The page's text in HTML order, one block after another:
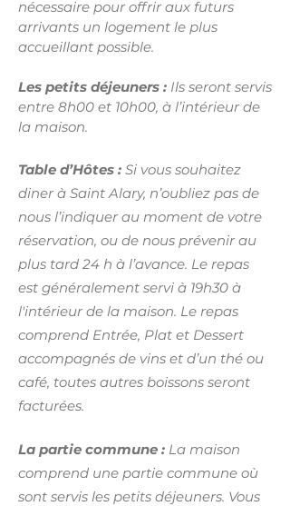
nécessaire pour offrir aux futurs
arrivants un logement le plus
accueillant possible.
Les petits déjeuners : Ils seront servis
entre 8h00 et 10h00, à l’intérieur de
la maison.
Table d’Hôtes : Si vous souhaitez
diner à Saint Alary, n’oubliez pas de
nous l’indiquer au moment de votre
réservation, ou de nous prévenir au
plus tard 24 h à l’avance. Le repas
est généralement servi à 19h30 à
l'intérieur de la maison. Le repas
comprend Entrée, Plat et Dessert
accompagnés de vins et d’un thé ou
café, toutes autres boissons seront
facturées.
La partie commune : La maison
comprend une partie commune où
sont servis les petits déjeuners. Vous